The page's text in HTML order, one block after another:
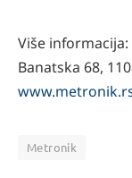
Više
Banatska 68,
Metronik